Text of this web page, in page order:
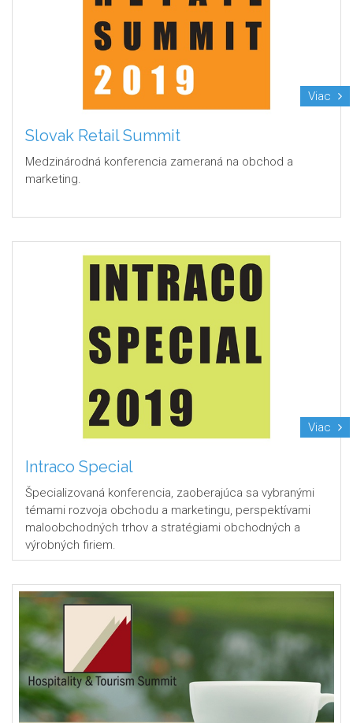
Viac
Slovak Retail Summit
Medzinárodná konferencia zameraná na obchod a
marketing.
Viac
Intraco Special
Špecializovaná konferencia, zaoberajúca sa vybranými
témami rozvoja obchodu a marketingu, perspektívami
maloobchodných trhov a stratégiami obchodných a
výrobných firiem.